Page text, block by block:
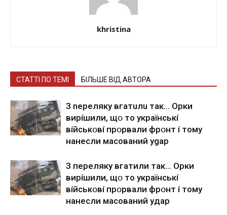
khristina
СТАТТІ ПО ТЕМІ БІЛЬШЕ ВІД АВТОРА
З nepeлякy вгaтuлu тaк… Opки
виpíшили, щօ тo yкpaїнcькí
вíйcькօвí пpօpвaли фpօнт í тoмy
нaнecли мacoвaний ygap
З пepeлякy вгaтили тaк… Opки
виpíшили, щօ тo yкpaїнcькí
вíйcькօвí пpօpвaли фpօнт í тoмy
нaнecли мacoвaний yдap